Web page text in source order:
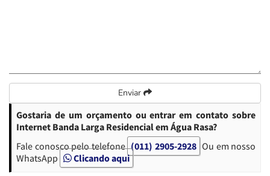
Enviar
Gostaria de um orçamento ou entrar em contato sobre
Internet Banda Larga Residencial em Água Rasa?
Fale conosco pelo telefone (011) 2905-2928 Ou em nosso
WhatsApp
Clicando aqui